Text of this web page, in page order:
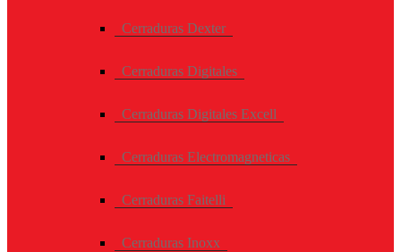
Cerraduras Dexter
Cerraduras Digitales
Cerraduras Digitales Excell
Cerraduras Electromagneticas
Cerraduras Faitelli
Cerraduras Inoxx